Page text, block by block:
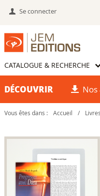
Se connecter
CATALOGUE & RECHERCHE
DÉCOUVRIR
Vous êtes dans : Accueil / Livres